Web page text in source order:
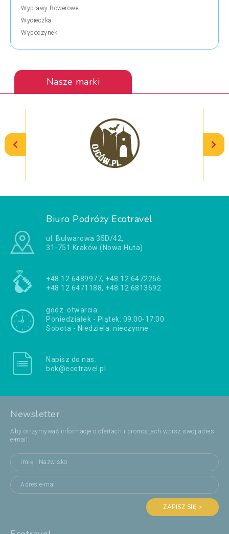
Wyprawy Rowerowe
Wycieczka
Wypoczynek
Nasze marki
Biuro Podróży Ecotravel
ul. Bulwarowa 35D/42,
31-751 Kraków (Nowa Huta)
+48 12 6489977, +48 12 6472266
+48 12 6471188, +48 12 6813692
godz. otwarcia:
Poniedziałek - Piątek: 09:00-17:00
Sobota - Niedziela: nieczynne
Napisz do nas:
bok@ecotravel.pl
Newsletter
Aby otrzymywać informacje o ofertach i promocjach wpisz swój adres
e-mail:
ZAPISZ SIĘ >